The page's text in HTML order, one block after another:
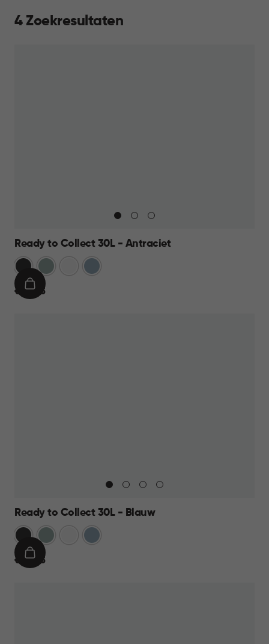
4 Zoekresultaten
Ready to Collect 30L - Antraciet
Donkergrijs
Groen Blauw
€
€ 24,95
IN
Ready to Collect 30L - Blauw
Donkergrijs
Groen Blauw
€
€ 24,95
IN